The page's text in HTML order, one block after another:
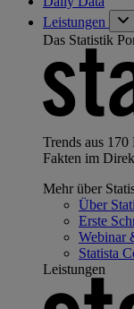
Leistungen
Das Statistik
Trends aus
Fakten im
Mehr über
Über
Erste
Webinar
Statista
Leistungen